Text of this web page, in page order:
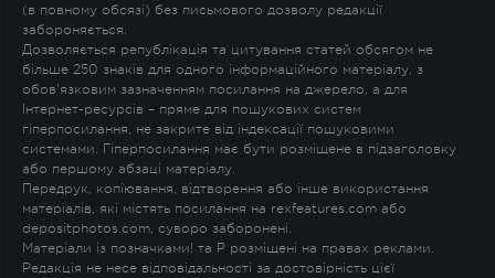
(в повному обсязі) без письмового дозволу редакції
забороняється.
Дозволяється републікація та цитування статей обсягом не
більше 250 знаків для одного інформаційного матеріалу, з
обов'язковим зазначенням посилання на джерело, а для
Інтернет-ресурсів – пряме для пошукових систем
гіперпосилання, не закрите від індексації пошуковими
системами. Гіперпосилання має бути розміщене в підзаголовку
або першому абзаці матеріалу.
Передрук, копіювання, відтворення або інше використання
матеріалів, які містять посилання на rexfeatures.com або
depositphotos.com, суворо заборонені.
Матеріали із позначками! та P розміщені на правах реклами.
Редакція не несе відповідальності за достовірність цієї